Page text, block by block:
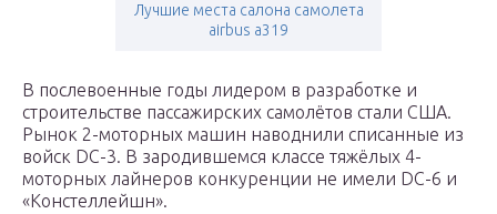
Лучшие места салона самолета
airbus a319
В послевоенные годы лидером в разработке и
строительстве пассажирских самолётов стали США.
Рынок 2-моторных машин наводнили списанные из
войск DC-3. В зародившемся классе тяжёлых 4-
моторных лайнеров конкуренции не имели DC-6 и
«Констеллейшн».